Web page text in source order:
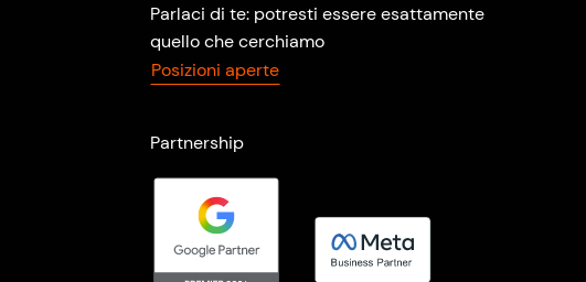
Parlaci di te: potresti essere esattamente
quello che cerchiamo
Posizioni aperte
Partnership